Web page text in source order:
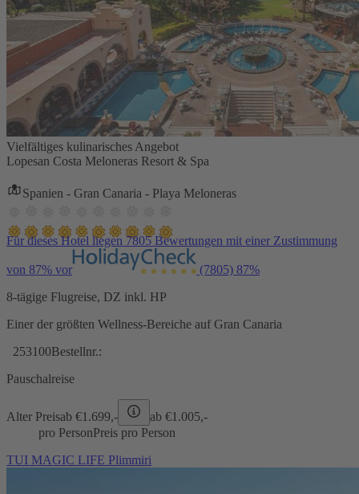
Vielfältiges kulinarisches Angebot
Lopesan Costa Meloneras Resort & Spa
Spanien - Gran Canaria - Playa Meloneras
Für dieses Hotel liegen 7805 Bewertungen mit einer Zustimmung
von 87% vor (7805) 87%
8-tägige Flugreise, DZ inkl. HP
Einer der größten Wellness-Bereiche auf Gran Canaria
253100Bestellnr.:
Pauschalreise
Alter Preisab €1.699,- ab €1.005,-
pro PersonPreis pro Person
TUI MAGIC LIFE Plimmiri